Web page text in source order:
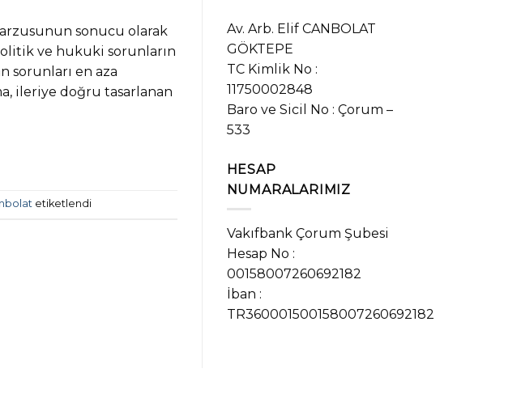
sonucu olarak
ve hukuki sorunların
sorunları en aza
ileriye doğru tasarlanan
etiketlendi
Av. Arb. Elif CANBOLAT
GÖKTEPE
TC Kimlik No :
11750002848
Baro ve Sicil No : Çorum –
533
HESAP
NUMARALARIMIZ
Vakıfbank Çorum Şubesi
Hesap No :
00158007260692182
İban :
TR360001500158007260692182